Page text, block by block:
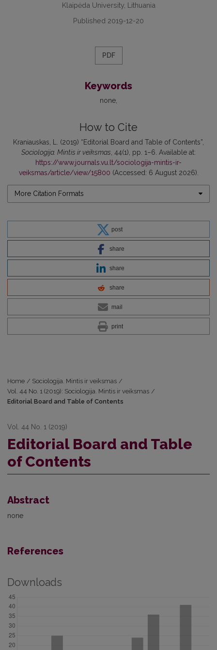
Klaipėda University, Lithuania
Published 2019-12-20
PDF
Keywords
none
How to Cite
Kraniauskas, L. (2019) “Editorial Board and Table of Contents”,
Sociologija. Mintis ir veiksmas , 44(1), pp. 1–6. Available at:
https://www.journals.vu.lt/sociologija-mintis-ir-
veiksmas/article/view/15800 (Accessed: 6 August 2026).
More Citation Formats
post
share
share
share
mail
print
Home / Sociologija. Mintis ir veiksmas /
Vol. 44 No. 1 (2019): Sociologija. Mintis ir veiksmas /
Editorial Board and Table of Contents
Vol. 44 No. 1 (2019)
Editorial Board and Table
of Contents
Abstract
none
References
Downloads